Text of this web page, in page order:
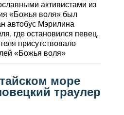
активистами из
«Божья воля» был
автобус Мэрилина
где остановился певец.
присутствовало
«Божья воля»
море
траулер